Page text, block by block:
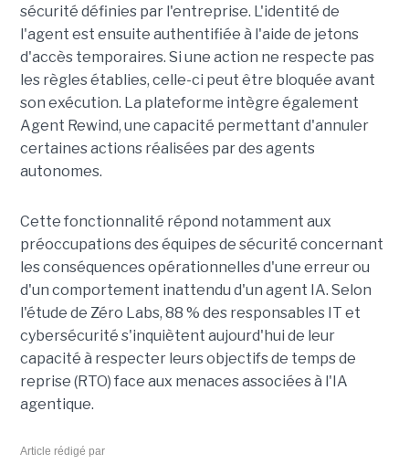
sécurité définies par l'entreprise. L'identité de
l'agent est ensuite authentifiée à l'aide de jetons
d'accès temporaires. Si une action ne respecte pas
les règles établies, celle-ci peut être bloquée avant
son exécution. La plateforme intègre également
Agent Rewind, une capacité permettant d'annuler
certaines actions réalisées par des agents
autonomes.
Cette fonctionnalité répond notamment aux
préoccupations des équipes de sécurité concernant
les conséquences opérationnelles d'une erreur ou
d'un comportement inattendu d'un agent IA. Selon
l'étude de Zéro Labs, 88 % des responsables IT et
cybersécurité s'inquiètent aujourd'hui de leur
capacité à respecter leurs objectifs de temps de
reprise (RTO) face aux menaces associées à l'IA
agentique.
Article rédigé par